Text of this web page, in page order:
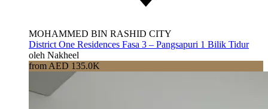
MOHAMMED BIN RASHID CITY
District One Residences Fasa 3 – Pangsapuri 1 Bilik Tidur
oleh Nakheel
from AED 135.0K